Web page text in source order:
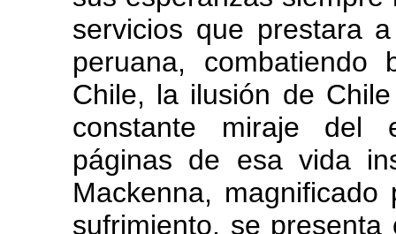
servicios que prestara
peruana,
Chile, la ilusión de
constante miraje del
páginas de esa vida
Mackenna,
sufrimiento, se